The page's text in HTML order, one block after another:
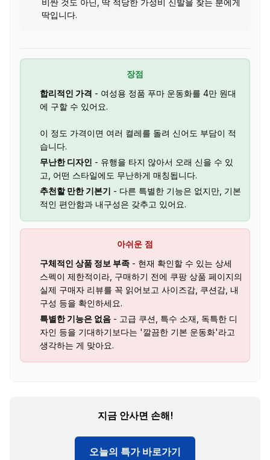
비싼 것도 아닌, 딱 적당한 가성비 신발을 찾는 분에게
딱입니다.
장점
합리적인 가격 - 여성용 정품 푸마 운동화를 4만 원대
에 구할 수 있어요.
이 정도 가격이면 여러 켤레를 돌려 신어도 부담이 적
습니다.
무난한 디자인 - 유행을 타지 않아서 오래 신을 수 있
고, 어떤 스타일에도 무난하게 매칭됩니다.
추천할 만한 기본기 - 다른 특별한 기능은 없지만, 기본
적인 편안함과 내구성은 갖추고 있어요.
아쉬운 점
구체적인 상품 정보 부족 - 현재 확인할 수 있는 상세
스펙이 제한적이라, 구매하기 전에 쿠팡 상품 페이지의
실제 구매자 리뷰를 꼭 읽어보고 사이즈감, 쿠션감, 내
구성 등을 확인하세요.
특별한 기능은 없음 - 고급 쿠션, 특수 소재, 독특한 디
자인 등을 기대하기보다는 '깔끔한 기본 운동화'라고
생각하는 게 맞아요.
지금 안사면 손해!
오늘의 특가 바로가기